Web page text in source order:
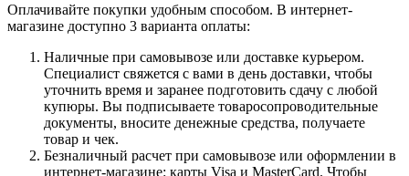
Оплачивайте покупки удобным способом. В интернет-
магазине доступно 3 варианта оплаты:
Наличные при самовывозе или доставке курьером.
Специалист свяжется с вами в день доставки, чтобы
уточнить время и заранее подготовить сдачу с любой
купюры. Вы подписываете товаросопроводительные
документы, вносите денежные средства, получаете
товар и чек.
Безналичный расчет при самовывозе или оформлении в
интернет-магазине: карты Visa и MasterCard. Чтобы